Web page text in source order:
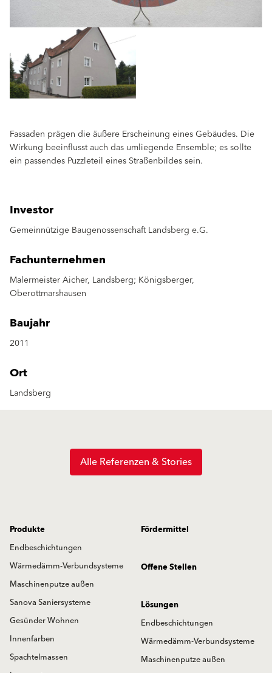
Fassaden prägen die äußere Erscheinung eines Gebäudes. Die
Wirkung beeinflusst auch das umliegende Ensemble; es sollte
ein passendes Puzzleteil eines Straßenbildes sein.
Investor
Gemeinnützige Baugenossenschaft Landsberg e.G.
Fachunternehmen
Malermeister Aicher, Landsberg; Königsberger,
Oberottmarshausen
Baujahr
2011
Ort
Landsberg
Alle Referenzen & Stories
Produkte
Endbeschichtungen
Wärmedämm-Verbundsysteme
Maschinenputze außen
Sanova Saniersysteme
Gesünder Wohnen
Innenfarben
Spachtelmassen
Fördermittel
Offene Stellen
Lösungen
Endbeschichtungen
Wärmedämm-Verbundsysteme
Maschinenputze außen